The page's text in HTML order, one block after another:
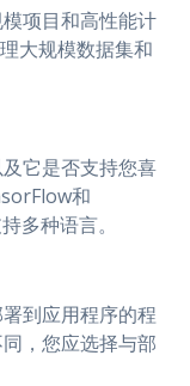
项目和高性能计
大规模数据集和
它是否支持您喜
和
多种语言。
到应用程序的程
，您应选择与部